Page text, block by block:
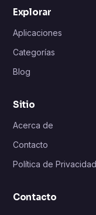
Explorar
Aplicaciones
Categorías
Blog
Sitio
Acerca de
Contacto
Política de Privacidad
Contacto